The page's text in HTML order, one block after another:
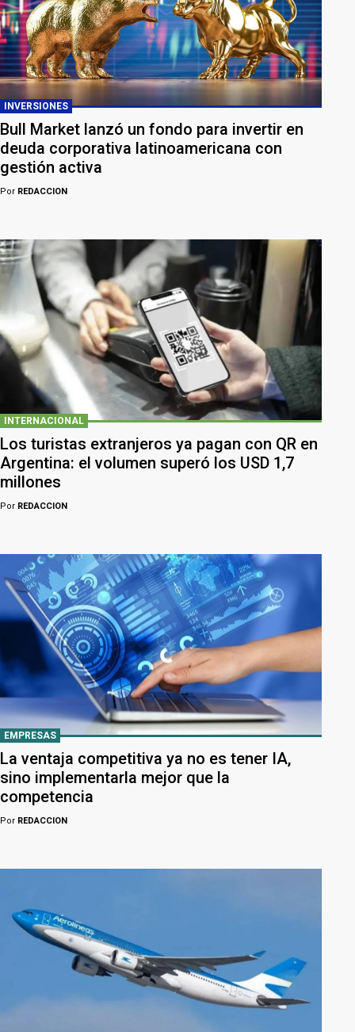
INVERSIONES
Bull Market lanzó un fondo para invertir en
deuda corporativa latinoamericana con
gestión activa
Por REDACCION
INTERNACIONAL
Los turistas extranjeros ya pagan con QR en
Argentina: el volumen superó los USD 1,7
millones
Por REDACCION
EMPRESAS
La ventaja competitiva ya no es tener IA,
sino implementarla mejor que la
competencia
Por REDACCION